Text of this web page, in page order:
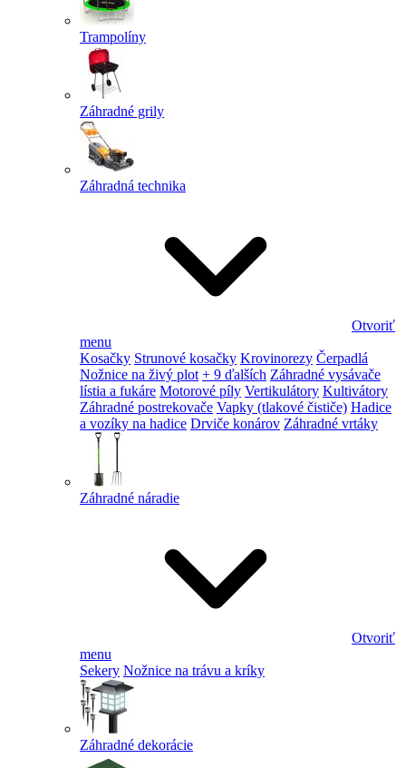
Trampolíny
Záhradné grily
Záhradná technika
Otvoriť
menu
Kosačky Strunové kosačky Krovinorezy Čerpadlá
Nožnice na živý plot + 9 ďalších Záhradné vysávače
lístia a fukáre Motorové píly Vertikulátory Kultivátory
Záhradné postrekovače Vapky (tlakové čističe) Hadice
a vozíky na hadice Drviče konárov Záhradné vrtáky
Záhradné náradie
Otvoriť
menu
Sekery Nožnice na trávu a kríky
Záhradné dekorácie